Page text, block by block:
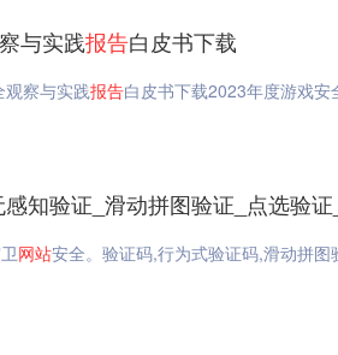
与实践报告白皮书下载
观察与实践报告白皮书下载2023年度游戏安
知验证_滑动拼图验证_点选验
网站安全。验证码,行为式验证码,滑动拼